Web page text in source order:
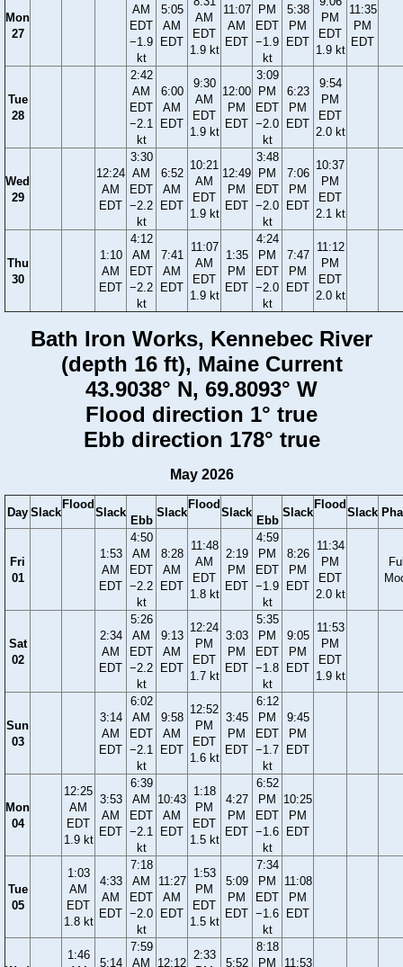
Mon
27
AM
EDT
−1.9
kt
5:05
AM
EDT
AM
EDT
1.9 kt
11:07
AM
EDT
PM
EDT
−1.9
kt
5:38
PM
EDT
PM
EDT
1.9 kt
11:35
PM
EDT
Tue
28
2:42
AM
EDT
−2.1
kt
6:00
AM
EDT
9:30
AM
EDT
1.9 kt
12:00
PM
EDT
3:09
PM
EDT
−2.0
kt
6:23
PM
EDT
9:54
PM
EDT
2.0 kt
Wed
29
12:24
AM
EDT
3:30
AM
EDT
−2.2
kt
6:52
AM
EDT
10:21
AM
EDT
1.9 kt
12:49
PM
EDT
3:48
PM
EDT
−2.0
kt
7:06
PM
EDT
10:37
PM
EDT
2.1 kt
Thu
30
1:10
AM
EDT
4:12
AM
EDT
−2.2
kt
7:41
AM
EDT
11:07
AM
EDT
1.9 kt
1:35
PM
EDT
4:24
PM
EDT
−2.0
kt
7:47
PM
EDT
11:12
PM
EDT
2.0 kt
Bath Iron Works, Kennebec River
(depth 16 ft), Maine Current
43.9038° N, 69.8093° W
Flood direction 1° true
Ebb direction 178° true
May 2026
Day Slack
Flood
Slack
Ebb
Slack
Flood
Slack
Ebb
Slack
Flood
Slack
Fri
01
1:53
AM
EDT
4:50
AM
EDT
−2.2
kt
8:28
AM
EDT
11:48
AM
EDT
1.8 kt
2:19
PM
EDT
4:59
PM
EDT
−1.9
kt
8:26
PM
EDT
11:34
PM
EDT
2.0 kt
Sat
02
2:34
AM
EDT
5:26
AM
EDT
−2.2
kt
9:13
AM
EDT
12:24
PM
EDT
1.7 kt
3:03
PM
EDT
5:35
PM
EDT
−1.8
kt
9:05
PM
EDT
11:53
PM
EDT
1.9 kt
Sun
03
3:14
AM
EDT
6:02
AM
EDT
−2.1
kt
9:58
AM
EDT
12:52
PM
EDT
1.6 kt
3:45
PM
EDT
6:12
PM
EDT
−1.7
kt
9:45
PM
EDT
Mon
04
12:25
AM
EDT
1.9 kt
3:53
AM
EDT
6:39
AM
EDT
−2.1
kt
10:43
AM
EDT
1:18
PM
EDT
1.5 kt
4:27
PM
EDT
6:52
PM
EDT
−1.6
kt
10:25
PM
EDT
Tue
05
1:03
AM
EDT
1.8 kt
4:33
AM
EDT
7:18
AM
EDT
−2.0
kt
11:27
AM
EDT
1:53
PM
EDT
1.5 kt
5:09
PM
EDT
7:34
PM
EDT
−1.6
kt
11:08
PM
EDT
1:46
5:14
7:59
AM
12:12
2:33
5:52
8:18
PM
11:53